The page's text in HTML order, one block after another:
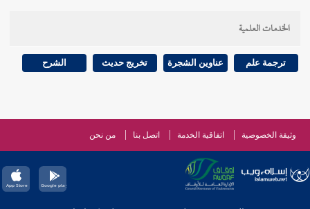
الخدمات العلمية
ترجمة علم عناوين الشجرة تخريج حديث الشرح
وثيقة الخصوصية اتفاقية الخدمة اتصل بنا من نحن